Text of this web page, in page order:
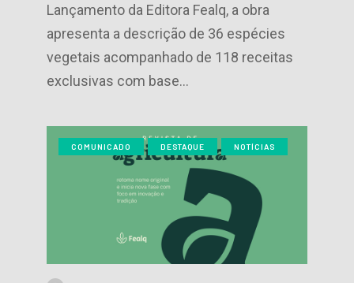
Lançamento da Editora Fealq, a obra
apresenta a descrição de 36 espécies
vegetais acompanhado de 118 receitas
exclusivas com base…
COMUNICADO DESTAQUE NOTÍCIAS